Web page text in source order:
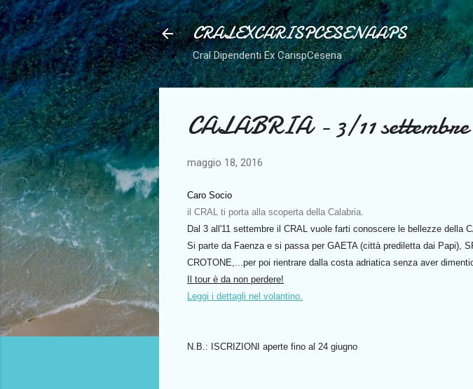
Passa ai
CRALEXCARISPCESENAAPS
Cral Dipendenti Ex CarispCesena
CALABRIA - 3/11 settembre
maggio 18, 2016
Caro Socio
il CRAL ti porta alla scoperta della Calabria.
Dal 3 all'11 settembre il CRAL vuole farti conoscere le bellezze della
Si parte da Faenza e si passa per GAETA (città prediletta dai Papi),
CROTONE,...per poi rientrare dalla costa adriatica senza aver
Il tour è da non perdere!
Leggi i dettagli nel volantino.
N.B.: ISCRIZIONI aperte fino al 24 giugno